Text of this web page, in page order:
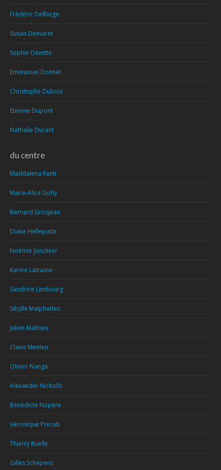
Frédéric Delforge
Sunan Demaret
Sophie Dewitte
Emmanuel Donnet
Christophe Dubois
Etienne Dupont
Nathalie Durant
du centre
Maddalena Fanti
Marie-Alice Gohy
Bernard Grosjean
Diane Helleputte
Noémie Jonckeer
Karine Latrasse
Sandrine Limbourg
Sibylle Malphettes
Julien Mathieu
Claire Menten
Olivier Nanga
Alexander Nicholls
Bénédicte Nopère
Véronique Precub
Thierry Ruelle
Gilles Schepens